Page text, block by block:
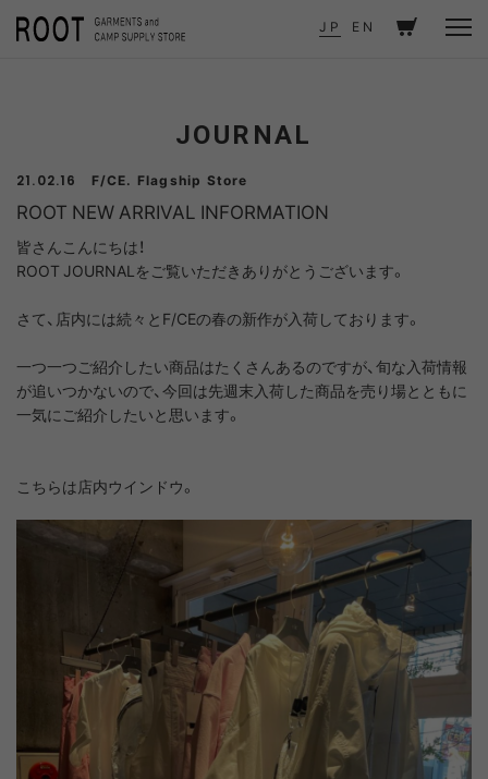
JP EN
TOP JOURNAL ROOT NEW ARRIVAL INFORMATION
JOURNAL
21.02.16 F/CE. Flagship Store
ROOT NEW ARRIVAL INFORMATION
皆さんこんにちは！
ROOT JOURNALをご覧いただきありがとうございます。
さて、店内には続々とF/CEの春の新作が入荷しております。
一つ一つご紹介したい商品はたくさんあるのですが、旬な入荷情報
が追いつかないので、今回は先週末入荷した商品を売り場とともに
一気にご紹介したいと思います。
こちらは店内ウインドウ。